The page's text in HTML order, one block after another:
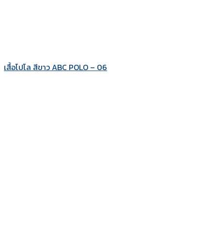
เสื้อโปโล สีขาว ABC POLO – 06